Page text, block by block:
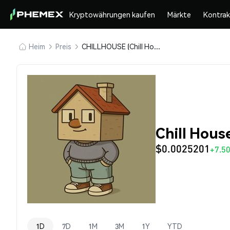
Kryptowährungen kaufen Märkte
Heim Preis CHILLHOUSE (Chill House)
Chill
$0.0025201
1D 7D 1M 3M 1Y YTD